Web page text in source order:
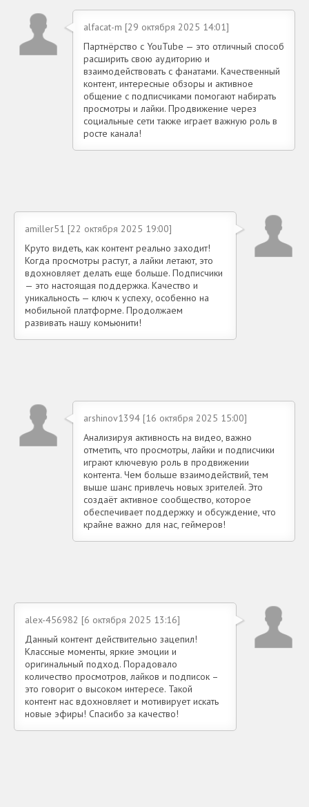
alfacat-m [29 октября 2025 14:01]
Партнёрство с YouTube — это отличный способ
расширить свою аудиторию и
взаимодействовать с фанатами. Качественный
контент, интересные обзоры и активное
общение с подписчиками помогают набирать
просмотры и лайки. Продвижение через
социальные сети также играет важную роль в
росте канала!
amiller51 [22 октября 2025 19:00]
Круто видеть, как контент реально заходит!
Когда просмотры растут, а лайки летают, это
вдохновляет делать еще больше. Подписчики
— это настоящая поддержка. Качество и
уникальность — ключ к успеху, особенно на
мобильной платформе. Продолжаем
развивать нашу комьюнити!
arshinov1394 [16 октября 2025 15:00]
Анализируя активность на видео, важно
отметить, что просмотры, лайки и подписчики
играют ключевую роль в продвижении
контента. Чем больше взаимодействий, тем
выше шанс привлечь новых зрителей. Это
создаёт активное сообщество, которое
обеспечивает поддержку и обсуждение, что
крайне важно для нас, геймеров!
alex-456982 [6 октября 2025 13:16]
Данный контент действительно зацепил!
Классные моменты, яркие эмоции и
оригинальный подход. Порадовало
количество просмотров, лайков и подписок –
это говорит о высоком интересе. Такой
контент нас вдохновляет и мотивирует искать
новые эфиры! Спасибо за качество!